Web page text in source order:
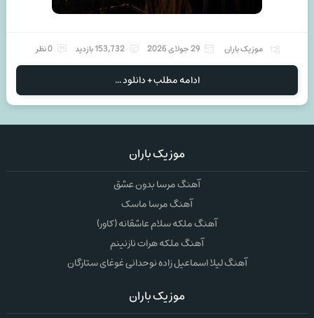
موزیک باران 29 جولای 2026 153,732 بازدید 0 نظر
ادامه مطلب + دانلود ...
موزیک باران
آهنگ مرسا بدون عشق
آهنگ مرسا ماسک
آهنگ ملکه سلام عاشقانه (کاور)
آهنگ ملکه هرات نازنینم
آهنگ لیلا اسماعیل زاده نوحدانی غوغای ستارگان
موزیک باران